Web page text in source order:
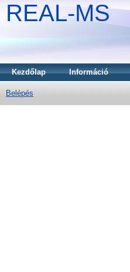
REAL-MS
Kezdőlap Információ
Belépés